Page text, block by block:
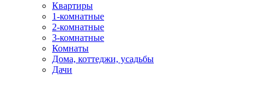
Квартиры
1-комнатные
2-комнатные
3-комнатные
Комнаты
Дома, коттеджи, усадьбы
Дачи